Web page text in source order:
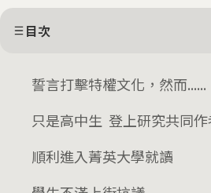
目次
誓言打擊特權文化，然而......
只是高中生 登上研究共同作
順利進入菁英大學就讀